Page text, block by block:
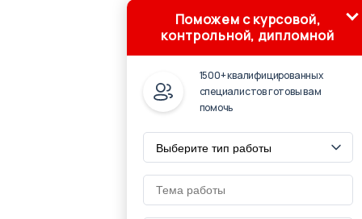
Поможем с курсовой,
контрольной, дипломной
1500+ квалифицированных
специалистов готовы вам
помочь